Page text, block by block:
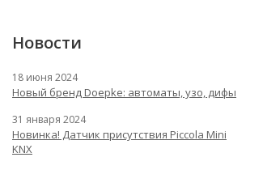
Новости
18 июня 2024
Новый бренд Doepke: автоматы, узо, дифы
31 января 2024
Новинка! Датчик присутствия Piccola Minі
KNX